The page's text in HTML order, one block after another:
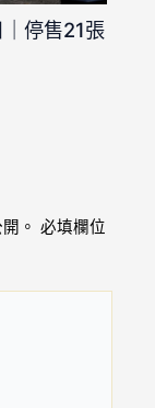
停售21張
。 必填欄位